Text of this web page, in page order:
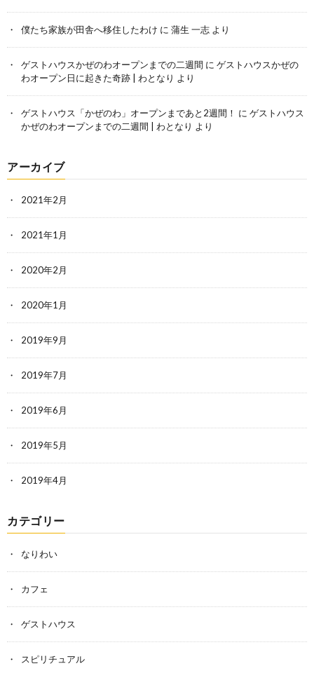
僕たち家族が田舎へ移住したわけ に 蒲生 一志 より
ゲストハウスかぜのわオープンまでの二週間 に ゲストハウスかぜの
わオープン日に起きた奇跡 | わとなり より
ゲストハウス「かぜのわ」オープンまであと2週間！ に ゲストハウス
かぜのわオープンまでの二週間 | わとなり より
アーカイブ
2021年2月
2021年1月
2020年2月
2020年1月
2019年9月
2019年7月
2019年6月
2019年5月
2019年4月
カテゴリー
なりわい
カフェ
ゲストハウス
スピリチュアル